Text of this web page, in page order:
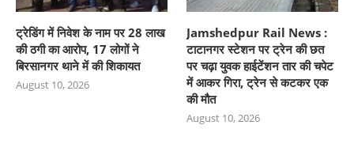
ट्रेडिंग में निवेश के नाम पर 28 लाख
की ठगी का आरोप, 17 लोगों ने
बिरसानगर थाने में की शिकायत
August 10, 2026
Jamshedpur Rail News :
टाटानगर स्टेशन पर ट्रेन की छत
पर चढ़ा युवक हाईटेंशन तार की चपेट
में आकर गिरा, ट्रेन से कटकर एक
की मौत
August 10, 2026